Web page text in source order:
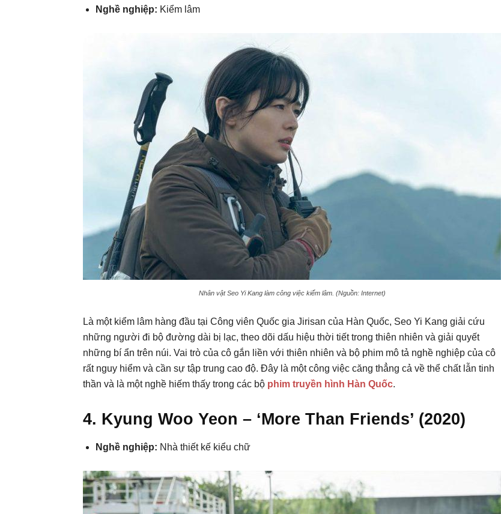
Nghề nghiệp: Kiểm lâm
Nhân vật Seo Yi Kang làm công việc kiểm lâm. (Nguồn: Internet)
Là một kiểm lâm hàng đầu tại Công viên Quốc gia Jirisan của Hàn Quốc, Seo Yi Kang giải cứu
những người đi bộ đường dài bị lạc, theo dõi dấu hiệu thời tiết trong thiên nhiên và giải quyết
những bí ẩn trên núi. Vai trò của cô gắn liền với thiên nhiên và bộ phim mô tả nghề nghiệp của cô
rất nguy hiểm và cần sự tập trung cao độ. Đây là một công việc căng thẳng cả về thể chất lẫn tinh
thần và là một nghề hiếm thấy trong các bộ phim truyền hình Hàn Quốc.
4. Kyung Woo Yeon – ‘More Than Friends’ (2020)
Nghề nghiệp: Nhà thiết kế kiểu chữ